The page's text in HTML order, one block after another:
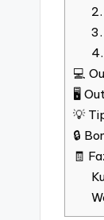
💻
🖥️
💡
🔒
🧾